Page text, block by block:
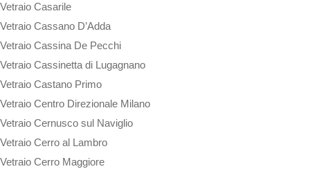
Vetraio Casarile
Vetraio Cassano D’Adda
Vetraio Cassina De Pecchi
Vetraio Cassinetta di Lugagnano
Vetraio Castano Primo
Vetraio Centro Direzionale Milano
Vetraio Cernusco sul Naviglio
Vetraio Cerro al Lambro
Vetraio Cerro Maggiore